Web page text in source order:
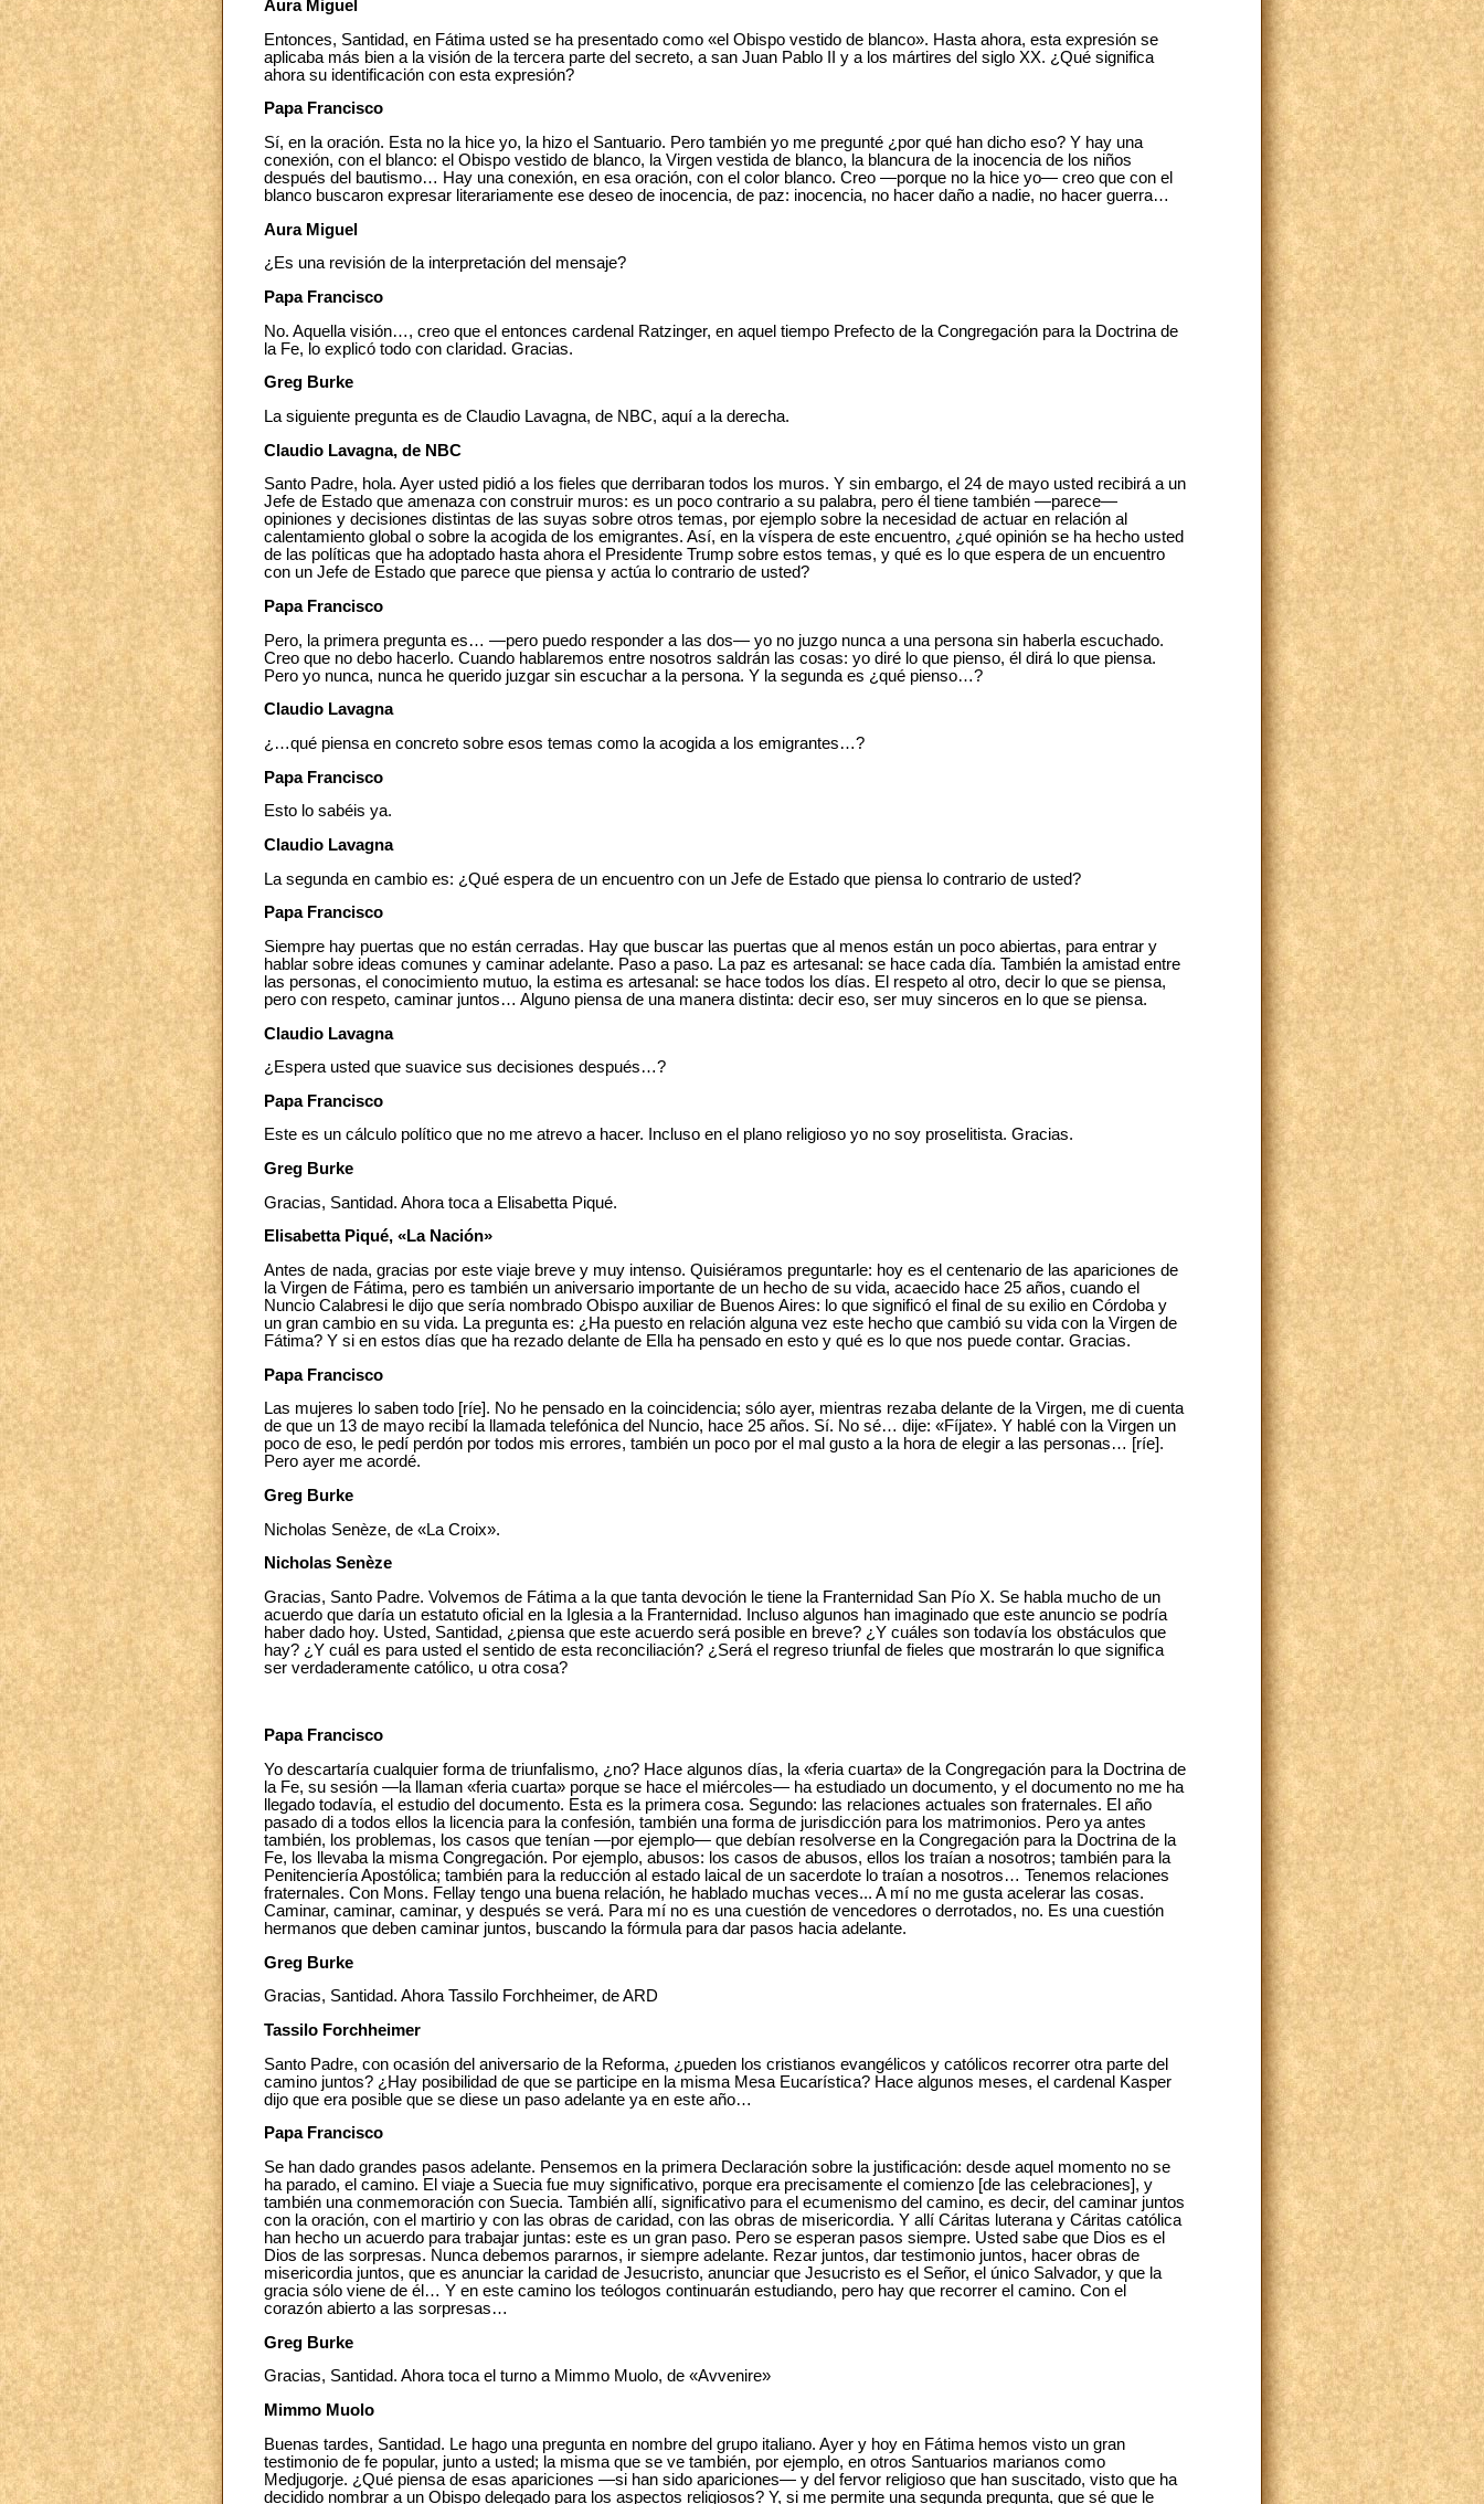
Aura Miguel
Entonces, Santidad, en Fátima usted se ha presentado como «el Obispo vestido de blanco». Hasta ahora, esta expresión se
aplicaba más bien a la visión de la tercera parte del secreto, a san Juan Pablo II y a los mártires del siglo XX. ¿Qué significa
ahora su identificación con esta expresión?
Papa Francisco
Sí, en la oración. Esta no la hice yo, la hizo el Santuario. Pero también yo me pregunté ¿por qué han dicho eso? Y hay una
conexión, con el blanco: el Obispo vestido de blanco, la Virgen vestida de blanco, la blancura de la inocencia de los niños
después del bautismo… Hay una conexión, en esa oración, con el color blanco. Creo ―porque no la hice yo― creo que con el
blanco buscaron expresar literariamente ese deseo de inocencia, de paz: inocencia, no hacer daño a nadie, no hacer guerra…
Aura Miguel
¿Es una revisión de la interpretación del mensaje?
Papa Francisco
No. Aquella visión…, creo que el entonces cardenal Ratzinger, en aquel tiempo Prefecto de la Congregación para la Doctrina de
la Fe, lo explicó todo con claridad. Gracias.
Greg Burke
La siguiente pregunta es de Claudio Lavagna, de NBC, aquí a la derecha.
Claudio Lavagna, de NBC
Santo Padre, hola. Ayer usted pidió a los fieles que derribaran todos los muros. Y sin embargo, el 24 de mayo usted recibirá a un
Jefe de Estado que amenaza con construir muros: es un poco contrario a su palabra, pero él tiene también ―parece―
opiniones y decisiones distintas de las suyas sobre otros temas, por ejemplo sobre la necesidad de actuar en relación al
calentamiento global o sobre la acogida de los emigrantes. Así, en la víspera de este encuentro, ¿qué opinión se ha hecho usted
de las políticas que ha adoptado hasta ahora el Presidente Trump sobre estos temas, y qué es lo que espera de un encuentro
con un Jefe de Estado que parece que piensa y actúa lo contrario de usted?
Papa Francisco
Pero, la primera pregunta es… ―pero puedo responder a las dos― yo no juzgo nunca a una persona sin haberla escuchado.
Creo que no debo hacerlo. Cuando hablaremos entre nosotros saldrán las cosas: yo diré lo que pienso, él dirá lo que piensa.
Pero yo nunca, nunca he querido juzgar sin escuchar a la persona. Y la segunda es ¿qué pienso…?
Claudio Lavagna
¿…qué piensa en concreto sobre esos temas como la acogida a los emigrantes…?
Papa Francisco
Esto lo sabéis ya.
Claudio Lavagna
La segunda en cambio es: ¿Qué espera de un encuentro con un Jefe de Estado que piensa lo contrario de usted?
Papa Francisco
Siempre hay puertas que no están cerradas. Hay que buscar las puertas que al menos están un poco abiertas, para entrar y
hablar sobre ideas comunes y caminar adelante. Paso a paso. La paz es artesanal: se hace cada día. También la amistad entre
las personas, el conocimiento mutuo, la estima es artesanal: se hace todos los días. El respeto al otro, decir lo que se piensa,
pero con respeto, caminar juntos… Alguno piensa de una manera distinta: decir eso, ser muy sinceros en lo que se piensa.
Claudio Lavagna
¿Espera usted que suavice sus decisiones después…?
Papa Francisco
Este es un cálculo político que no me atrevo a hacer. Incluso en el plano religioso yo no soy proselitista. Gracias.
Greg Burke
Gracias, Santidad. Ahora toca a Elisabetta Piqué.
Elisabetta Piqué, «La Nación»
Antes de nada, gracias por este viaje breve y muy intenso. Quisiéramos preguntarle: hoy es el centenario de las apariciones de
la Virgen de Fátima, pero es también un aniversario importante de un hecho de su vida, acaecido hace 25 años, cuando el
Nuncio Calabresi le dijo que sería nombrado Obispo auxiliar de Buenos Aires: lo que significó el final de su exilio en Córdoba y
un gran cambio en su vida. La pregunta es: ¿Ha puesto en relación alguna vez este hecho que cambió su vida con la Virgen de
Fátima? Y si en estos días que ha rezado delante de Ella ha pensado en esto y qué es lo que nos puede contar. Gracias.
Papa Francisco
Las mujeres lo saben todo [ríe]. No he pensado en la coincidencia; sólo ayer, mientras rezaba delante de la Virgen, me di cuenta
de que un 13 de mayo recibí la llamada telefónica del Nuncio, hace 25 años. Sí. No sé… dije: «Fíjate». Y hablé con la Virgen un
poco de eso, le pedí perdón por todos mis errores, también un poco por el mal gusto a la hora de elegir a las personas… [ríe].
Pero ayer me acordé.
Greg Burke
Nicholas Senèze, de «La Croix».
Nicholas Senèze
Gracias, Santo Padre. Volvemos de Fátima a la que tanta devoción le tiene la Franternidad San Pío X. Se habla mucho de un
acuerdo que daría un estatuto oficial en la Iglesia a la Franternidad. Incluso algunos han imaginado que este anuncio se podría
haber dado hoy. Usted, Santidad, ¿piensa que este acuerdo será posible en breve? ¿Y cuáles son todavía los obstáculos que
hay? ¿Y cuál es para usted el sentido de esta reconciliación? ¿Será el regreso triunfal de fieles que mostrarán lo que significa
ser verdaderamente católico, u otra cosa?
Papa Francisco
Yo descartaría cualquier forma de triunfalismo, ¿no? Hace algunos días, la «feria cuarta» de la Congregación para la Doctrina de
la Fe, su sesión ―la llaman «feria cuarta» porque se hace el miércoles― ha estudiado un documento, y el documento no me ha
llegado todavía, el estudio del documento. Esta es la primera cosa. Segundo: las relaciones actuales son fraternales. El año
pasado di a todos ellos la licencia para la confesión, también una forma de jurisdicción para los matrimonios. Pero ya antes
también, los problemas, los casos que tenían ―por ejemplo― que debían resolverse en la Congregación para la Doctrina de la
Fe, los llevaba la misma Congregación. Por ejemplo, abusos: los casos de abusos, ellos los traían a nosotros; también para la
Penitenciería Apostólica; también para la reducción al estado laical de un sacerdote lo traían a nosotros… Tenemos relaciones
fraternales. Con Mons. Fellay tengo una buena relación, he hablado muchas veces... A mí no me gusta acelerar las cosas.
Caminar, caminar, caminar, y después se verá. Para mí no es una cuestión de vencedores o derrotados, no. Es una cuestión
hermanos que deben caminar juntos, buscando la fórmula para dar pasos hacia adelante.
Greg Burke
Gracias, Santidad. Ahora Tassilo Forchheimer, de ARD
Tassilo Forchheimer
Santo Padre, con ocasión del aniversario de la Reforma, ¿pueden los cristianos evangélicos y católicos recorrer otra parte del
camino juntos? ¿Hay posibilidad de que se participe en la misma Mesa Eucarística? Hace algunos meses, el cardenal Kasper
dijo que era posible que se diese un paso adelante ya en este año…
Papa Francisco
Se han dado grandes pasos adelante. Pensemos en la primera Declaración sobre la justificación: desde aquel momento no se
ha parado, el camino. El viaje a Suecia fue muy significativo, porque era precisamente el comienzo [de las celebraciones], y
también una conmemoración con Suecia. También allí, significativo para el ecumenismo del camino, es decir, del caminar juntos
con la oración, con el martirio y con las obras de caridad, con las obras de misericordia. Y allí Cáritas luterana y Cáritas católica
han hecho un acuerdo para trabajar juntas: este es un gran paso. Pero se esperan pasos siempre. Usted sabe que Dios es el
Dios de las sorpresas. Nunca debemos pararnos, ir siempre adelante. Rezar juntos, dar testimonio juntos, hacer obras de
misericordia juntos, que es anunciar la caridad de Jesucristo, anunciar que Jesucristo es el Señor, el único Salvador, y que la
gracia sólo viene de él… Y en este camino los teólogos continuarán estudiando, pero hay que recorrer el camino. Con el
corazón abierto a las sorpresas…
Greg Burke
Gracias, Santidad. Ahora toca el turno a Mimmo Muolo, de «Avvenire»
Mimmo Muolo
Buenas tardes, Santidad. Le hago una pregunta en nombre del grupo italiano. Ayer y hoy en Fátima hemos visto un gran
testimonio de fe popular, junto a usted; la misma que se ve también, por ejemplo, en otros Santuarios marianos como
Medjugorje. ¿Qué piensa de esas apariciones ―si han sido apariciones― y del fervor religioso que han suscitado, visto que ha
decidido nombrar a un Obispo delegado para los aspectos religiosos? Y, si me permite una segunda pregunta, que sé que le